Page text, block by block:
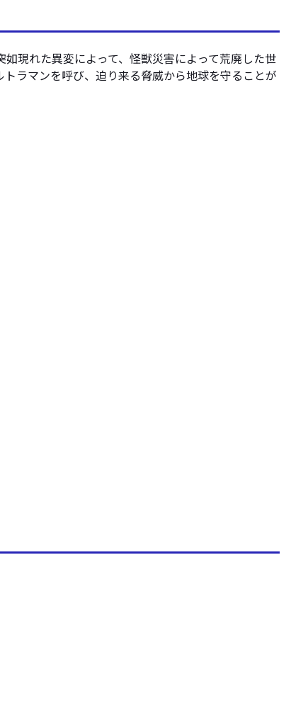
現れた異変によって、怪獣災害によって荒廃した世
ラマンを呼び、迫り来る脅威から地球を守ることが